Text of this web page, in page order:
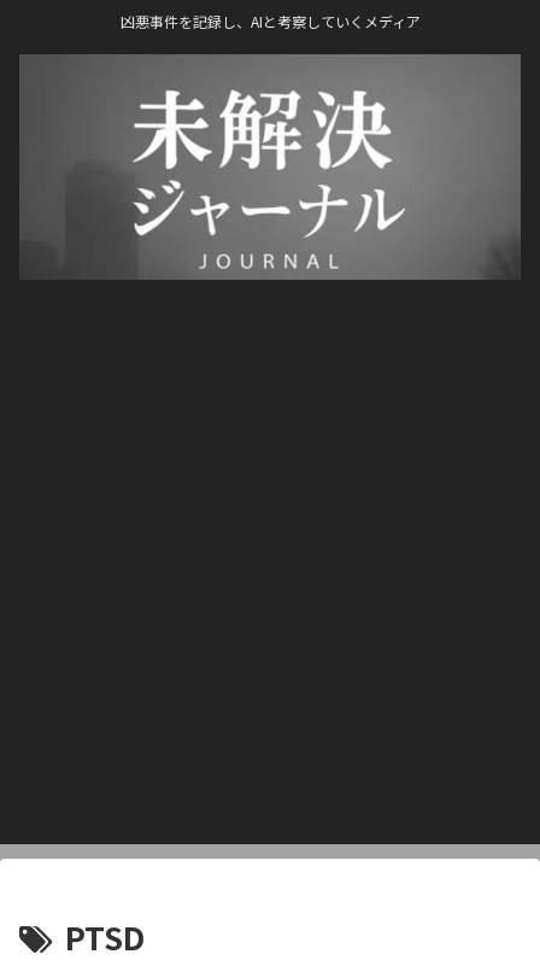
凶悪事件を記録し、AIと考察していくメディア
PTSD